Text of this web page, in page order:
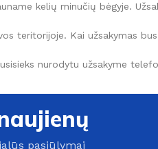
kelių minučių bėgyje.
teritorijoje. Kai užsakymas
nurodytu užsakyme
pasiūlymai